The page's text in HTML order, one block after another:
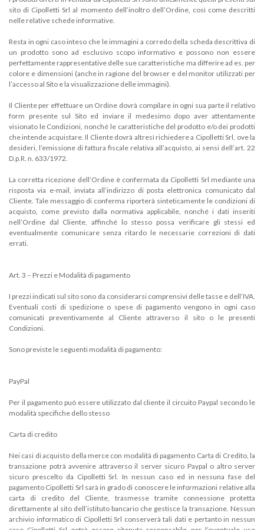
sito di Cipolletti Srl al momento dell’inoltro dell’Ordine, così come descritti
nelle relative schede informative.
Resta in ogni caso inteso che le immagini a corredo della scheda descrittiva di
un prodotto sono ad esclusivo scopo informativo e possono non essere
perfettamente rappresentative delle sue caratteristiche ma differire ad es. per
colore e dimensioni (anche in ragione del browser e del monitor utilizzati per
l’accesso al Sito e la visualizzazione delle immagini).
Il Cliente per effettuare un Ordine dovrà compilare in ogni sua parte il relativo
form presente sul Sito ed inviare il medesimo dopo aver attentamente
visionato le Condizioni, nonché le caratteristiche del prodotto e/o dei prodotti
che intende acquistare. Il Cliente dovrà altresì richiedere a Cipolletti Srl, ove la
desideri, l’emissione di fattura fiscale relativa all’acquisto, ai sensi dell’art. 22
D.p.R. n. 633/1972.
La corretta ricezione dell’Ordine è confermata da Cipolletti Srl mediante una
risposta via e-mail, inviata all’indirizzo di posta elettronica comunicato dal
Cliente. Tale messaggio di conferma riporterà sinteticamente le condizioni di
acquisto, come previsto dalla normativa applicabile, nonché i dati inseriti
nell’Ordine dal Cliente, affinché lo stesso possa verificare gli stessi ed
eventualmente comunicare senza ritardo le necessarie correzioni di dati
errati.
Art. 3 – Prezzi e Modalità di pagamento
I prezzi indicati sul sito sono da considerarsi comprensivi delle tasse e dell’IVA.
Eventuali costi di spedizione o spese di pagamento vengono in ogni caso
comunicati preventivamente al Cliente attraverso il sito o le presenti
Condizioni.
Sono previste le seguenti modalità di pagamento:
PayPal
Per il pagamento può essere utilizzato dal cliente il circuito Paypal secondo le
modalità specifiche dello stesso
Carta di credito
Nei casi di acquisto della merce con modalità di pagamento Carta di Credito, la
transazione potrà avvenire attraverso il server sicuro Paypal o altro server
sicuro prescelto da Cipolletti Srl. In nessun caso ed in nessuna fase del
pagamento Cipolletti Srl sarà in grado di conoscere le informazioni relative alla
carta di credito del Cliente, trasmesse tramite connessione protetta
direttamente al sito dell’istituto bancario che gestisce la transazione. Nessun
archivio informatico di Cipolletti Srl conserverà tali dati e pertanto in nessun